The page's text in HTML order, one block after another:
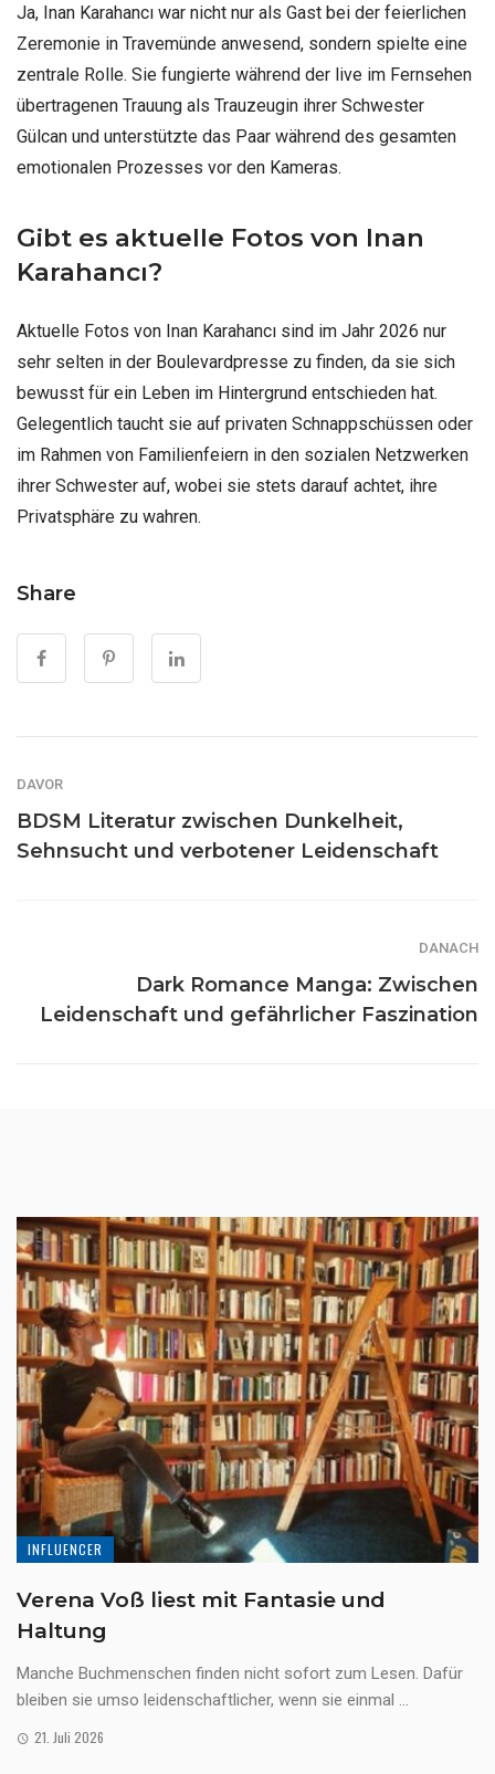
Ja, Inan Karahancı war nicht nur als Gast bei der feierlichen
Zeremonie in Travemünde anwesend, sondern spielte eine
zentrale Rolle. Sie fungierte während der live im Fernsehen
übertragenen Trauung als Trauzeugin ihrer Schwester
Gülcan und unterstützte das Paar während des gesamten
emotionalen Prozesses vor den Kameras.
Gibt es aktuelle Fotos von Inan
Karahancı?
Aktuelle Fotos von Inan Karahancı sind im Jahr 2026 nur
sehr selten in der Boulevardpresse zu finden, da sie sich
bewusst für ein Leben im Hintergrund entschieden hat.
Gelegentlich taucht sie auf privaten Schnappschüssen oder
im Rahmen von Familienfeiern in den sozialen Netzwerken
ihrer Schwester auf, wobei sie stets darauf achtet, ihre
Privatsphäre zu wahren.
Share
DAVOR
BDSM Literatur zwischen Dunkelheit,
Sehnsucht und verbotener Leidenschaft
DANACH
Dark Romance Manga: Zwischen
Leidenschaft und gefährlicher Faszination
INFLUENCER
Verena Voß liest mit Fantasie und
Haltung
Manche Buchmenschen finden nicht sofort zum Lesen. Dafür
bleiben sie umso leidenschaftlicher, wenn sie einmal ...
21. Juli 2026